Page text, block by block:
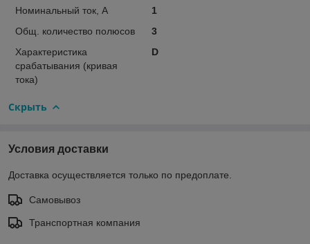
Номинальный ток, А
1
Общ. количество полюсов
3
Характеристика
срабатывания (кривая
тока)
D
Скрыть
Условия доставки
Доставка осуществляется только по предоплате.
Самовывоз
Транспортная компания